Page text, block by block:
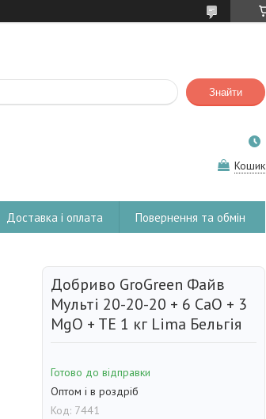
Знайти
Кошик
Доставка і оплата Повернення та обмін
Добриво GroGreen Файв
Мульті 20-20-20 + 6 CaO + 3
MgO + TE 1 кг Lima Бельгія
Готово до відправки
Оптом і в роздріб
Код: 7441